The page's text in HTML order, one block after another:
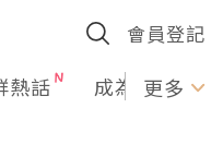
會員登記
熱話 成為U更多